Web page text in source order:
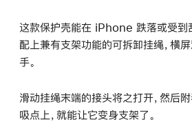
这款保护壳能在 iPhone 跌落或受到
配上兼有支架功能的可拆卸挂绳，横
手。
滑动挂绳末端的接头将之打开，然后
吸点上，就能让它变身支架了。